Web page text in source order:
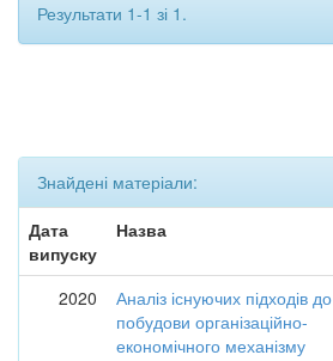
Результати 1-1 зі 1.
Знайдені матеріали:
Дата
випуску
Назва
2020
Аналіз існуючих підходів до
побудови організаційно-
економічного механізму